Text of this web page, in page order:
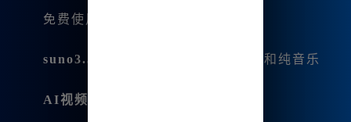
免费使用的GPT-4O对话模型
suno3.5 音乐生成，可自动生成歌词和纯音乐
AI视频生成